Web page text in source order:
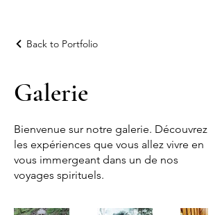
Back to Portfolio
Galerie
Bienvenue sur notre galerie. Découvrez
les expériences que vous allez vivre en
vous immergeant dans un de nos
voyages spirituels.